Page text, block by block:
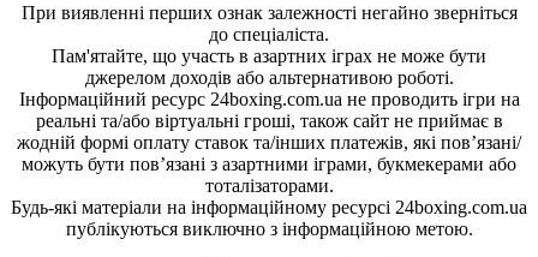
При виявленні перших ознак залежності негайно зверніться
до спеціаліста.
Пам'ятайте, що участь в азартних іграх не може бути
джерелом доходів або альтернативою роботі.
Інформаційний ресурс 24boxing.com.ua не проводить ігри на
реальні та/або віртуальні гроші, також сайт не приймає в
жодній формі оплату ставок та/інших платежів, які пов’язані/
можуть бути пов’язані з азартними іграми, букмекерами або
тоталізаторами.
Будь-які матеріали на інформаційному ресурсі 24boxing.com.ua
публікуються виключно з інформаційною метою.